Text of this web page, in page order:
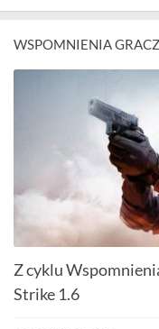
WSPOMNIENIA
Z cyklu
Strike 1.6